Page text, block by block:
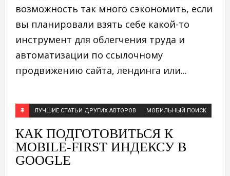
возможность так много сэкономить, если
вы планировали взять себе какой-то
инструмент для облегчения труда и
автоматизации по ссылочному
продвижению сайта, лендинга или...
ЛУЧШИЕ СТАТЬИ ДРУГИХ АВТОРОВ МОБИЛЬНЫЙ ПОИСК
КАК ПОДГОТОВИТЬСЯ К
MOBILE-FIRST ИНДЕКСУ В
GOOGLE